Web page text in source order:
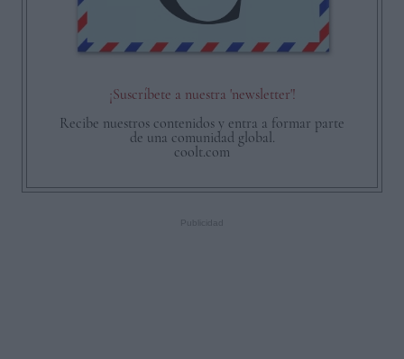
¡Suscríbete a nuestra 'newsletter'!
Recibe nuestros contenidos y entra a formar parte
de una comunidad global.
coolt.com